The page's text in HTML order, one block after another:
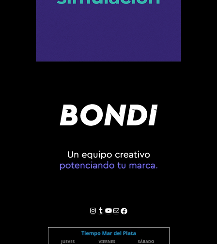
Instagram
Tumblr
YouTube
Correo electrónico
Facebook